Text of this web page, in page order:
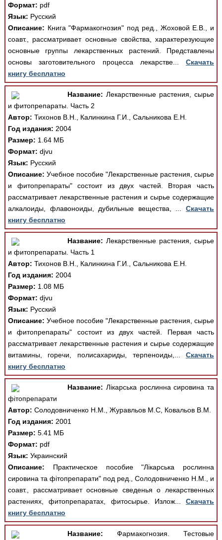
Формат: pdf
Язык: Русский
Описание: Книга "Фармакогнозия" под ред., Жоховой Е.В., и
соавт., рассматривает основные свойства, характерезующие
основные группы лекарственных растений. Представлены
основы заготовительного процесса лекарстве...Скачать
книгу бесплатно
Название: Лекарственные растения, сырье
и фитопрепараты. Часть 2
Автор: Тихонов В.Н., Калинкина Г.И., Сальникова Е.Н.
Год издания: 2004
Размер: 1.64 МБ
Формат: djvu
Язык: Русский
Описание: Учебное пособие "Лекарственные растения, сырье
и фитопрепараты" состоит из двух частей. Вторая часть
рассматривает лекарственные растения и сырье содержащие
алкалоиды, флавоноиды, дубильные вещества, ...Скачать
книгу бесплатно
Название: Лекарственные растения, сырье
и фитопрепараты. Часть 1
Автор: Тихонов В.Н., Калинкина Г.И., Сальникова Е.Н.
Год издания: 2004
Размер: 1.08 МБ
Формат: djvu
Язык: Русский
Описание: Учебное пособие "Лекарственные растения, сырье
и фитопрепараты" состоит из двух частей. Первая часть
рассматривает лекарственные растения и сырье содержащие
витамины, горечи, полисахариды, терпеноиды,...Скачать
книгу бесплатно
Название: Лікарська рослинна сировина та
фітопрепарати
Автор: Солодовниченко Н.М., Журавльов М.С, Ковальов В.М.
Год издания: 2001
Размер: 5.41 МБ
Формат: pdf
Язык: Украинский
Описание: Практическое пособие "Лікарська рослинна
сировина та фітопрепарати" под ред., Солодовниченко Н.М., и
соавт., рассматривает основные сведенья о лекарственных
растениях, фитопрепаратах, фитосырье. Излож...Скачать
книгу бесплатно
Название: Фармакогнозия. Тестовые